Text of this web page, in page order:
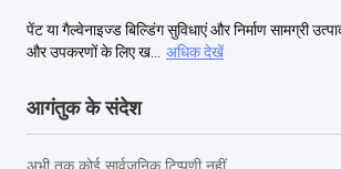
पेंट या गैल्वेनाइज्ड बिल्डिंग सुविधाएं और निर्माण सामग्री
और उपकरणों के लिए ख...
अधिक देखें
आगंतुक के संदेश
अभी तक कोई सार्वजनिक टिप्पणी नहीं